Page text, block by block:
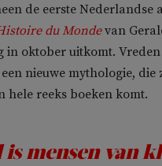
de eerste Nederlandse
du Mondevan
oktober uitkomt. Vreden
nieuwe mythologie,
hele reeks boeken komt.
is mensen van